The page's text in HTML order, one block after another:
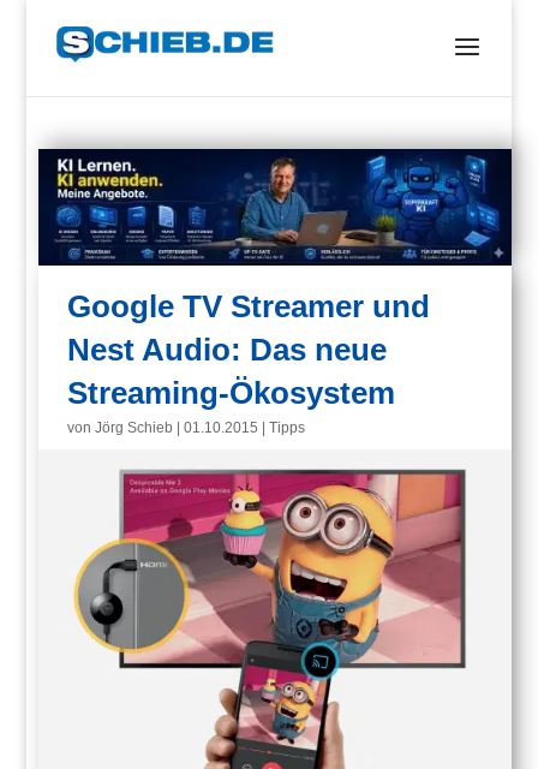
Google TV Streamer und
Nest Audio: Das neue
Streaming-Ökosystem
vonJörg Schieb |01.10.2015 |Tipps